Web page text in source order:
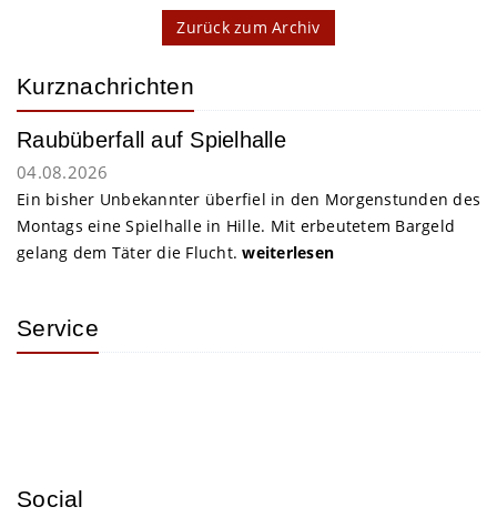
Zurück zum Archiv
Kurznachrichten
Raubüberfall auf Spielhalle
04.08.2026
Ein bisher Unbekannter überfiel in den Morgenstunden des
Montags eine Spielhalle in Hille. Mit erbeutetem Bargeld
gelang dem Täter die Flucht.weiterlesen
Service
Social